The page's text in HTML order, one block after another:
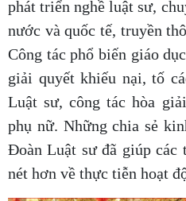
phát triển nghề luật sư,
nước và quốc tế, truyền
Công tác phổ biến giáo
giải quyết khiếu nại, tố
Luật sư, công tác hòa
phụ nữ. Những chia sẻ
Đoàn Luật sư đã giúp các
nét hơn về thực tiễn hoạt